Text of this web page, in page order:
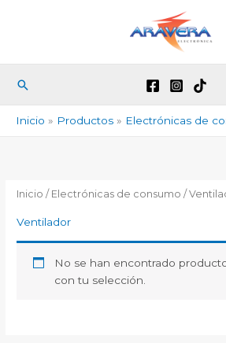
Buscar
Inicio Productos Electrónicas de
Inicio / Electrónicas de consumo /
Ventilador
No se han encontrado
con tu selección.